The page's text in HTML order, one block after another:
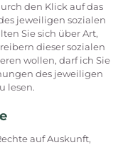
den Klick auf das
jeweiligen sozialen
Sie sich über Art,
dieser sozialen
wollen, darf ich Sie
des jeweiligen
lesen.
auf Auskunft,